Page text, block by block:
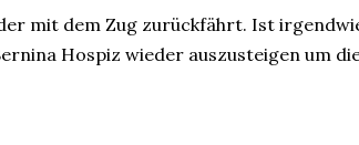
mit dem Zug zurückfährt. Ist
Hospiz wieder auszusteigen um